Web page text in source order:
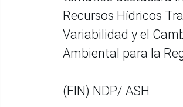
Recursos Hídricos
Variabilidad y el
Ambiental para la
(FIN) NDP/ ASH